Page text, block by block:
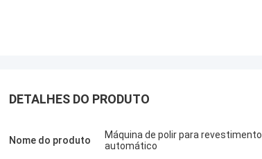
DETALHES DO PRODUTO
Nome do produto
Máquina de polir para revestimento
automático